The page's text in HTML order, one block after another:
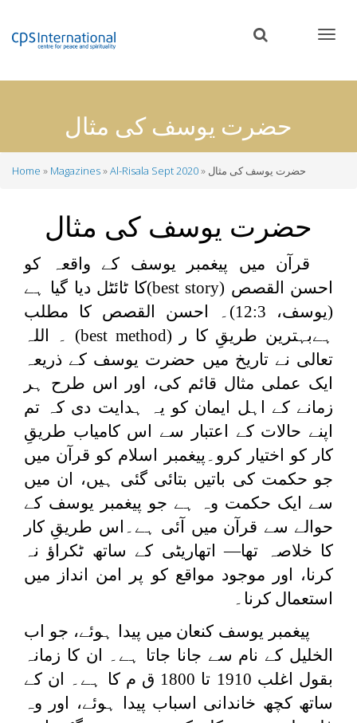
content
حضرت یوسف کی مثال
Home Magazines Al-Risala Sept 2020 حضرت یوسف کی مثال
حضرت یوسف کی مثال
قرآن میں پیغمبر یوسف کے واقعہ کو
احسن القصص (best story)کا ٹائٹل دیا گیا ہے
(یوسف، 12:3)۔ احسن القصص کا مطلب
ہےبہترین طریقِ کا ر (best method) ۔ اللہ
تعالی نے تاریخ میں حضرت یوسف کے ذریعہ
ایک عملی مثال قائم کی، اور اس طرح ہر
زمانے کے اہل ایمان کو یہ ہدایت دی کہ تم
اپنے حالات کے اعتبار سے اس کامیاب طریقِ
کار کو اختیار کرو۔پیغمبر اسلام کو قرآن میں
جو حکمت کی باتیں بتائی گئی ہیں، ان میں
سے ایک حکمت وہ ہے جو پیغمبر یوسف کے
حوالے سے قرآن میں آئی ہے۔اس طریقِ کار
کا خلاصہ تھا— اتھاریٹی کے ساتھ ٹکراؤ نہ
کرنا، اور موجود مواقع کو پر امن انداز میں
استعمال کرنا۔
پیغمبر یوسف کنعان میں پیدا ہوئے، جو اب
الخلیل کے نام سے جانا جاتا ہے۔ ان کا زمانہ
بقول اغلب 1910 تا 1800 ق م کا ہے۔ ان کے
ساتھ کچھ خاندانی اسباب پیدا ہوئے، اور وہ